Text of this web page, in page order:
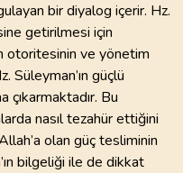
bir diyalog içerir. Hz.
getirilmesi için
otoritesinin ve yönetim
Süleyman’ın güçlü
Bu
nasıl tezahür ettiğini
olan güç tesliminin
bilgeliği ile de dikkat